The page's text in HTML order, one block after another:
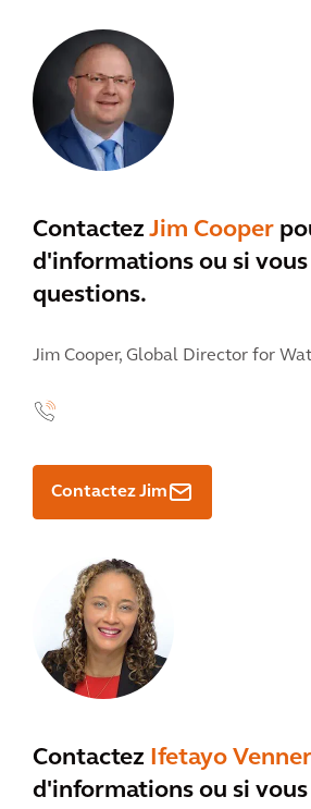
Contactez Jim Cooper
d'informations ou si vous
questions.
Jim Cooper, Global Director for
Contactez Jim
Contactez Ifetayo Venner
d'informations ou si vous